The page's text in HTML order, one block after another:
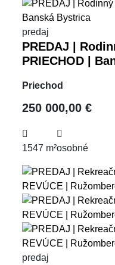
predaj
PREDAJ |
PRIECHOD |
Priechod
250 000,00 €
1547 m²osobné
predaj